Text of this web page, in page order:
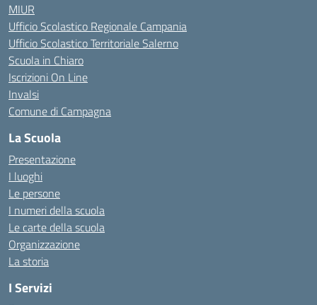
MIUR
Ufficio Scolastico Regionale Campania
Ufficio Scolastico Territoriale Salerno
Scuola in Chiaro
Iscrizioni On Line
Invalsi
Comune di Campagna
La Scuola
Presentazione
I luoghi
Le persone
I numeri della scuola
Le carte della scuola
Organizzazione
La storia
I Servizi